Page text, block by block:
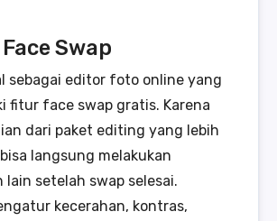
Swap
sebagai editor foto online yang
fitur face swap gratis. Karena
dari paket editing yang lebih
langsung melakukan
lain setelah swap selesai.
kecerahan, kontras,